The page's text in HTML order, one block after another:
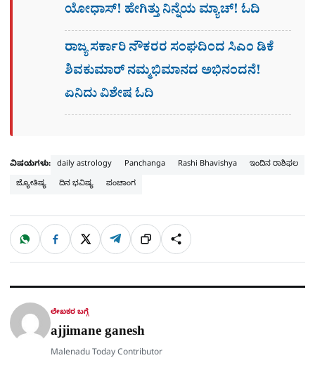
ಯೋಧಾಸ್​! ಹೇಗಿತ್ತು ನಿನ್ನೆಯ ಮ್ಯಾಚ್! ಓದಿ
ರಾಜ್ಯ ಸರ್ಕಾರಿ ನೌಕರರ ಸಂಘದಿಂದ ಸಿಎಂ ಡಿಕೆ
ಶಿವಕುಮಾರ್​ ನಮ್ಮಭಿಮಾನದ ಅಭಿನಂದನೆ!
ಏನಿದು ವಿಶೇಷ ಓದಿ
ವಿಷಯಗಳು: daily astrology Panchanga Rashi Bhavishya
ಇಂದಿನ ರಾಶಿಫಲ
ಜ್ಯೋತಿಷ್ಯ
ದಿನ ಭವಿಷ್ಯ ಪಂಚಾಂಗ
ಹಂಚಿಕೊಳ್ಳಿ
W
a
t
p
p
F
c
e
o
k
X T
l
e
a
m
ಲಿಂ
ಕ್
S
h
a
ಲೇಖಕರ ಬಗ್ಗೆ
ajjimane ganesh
Malenadu Today Contributor